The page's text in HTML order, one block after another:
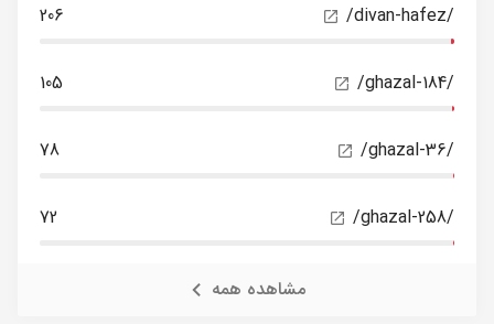
/divan-hafez/
206
/ghazal-184/
105
/ghazal-36/
78
/ghazal-258/
72
مشاهده همه